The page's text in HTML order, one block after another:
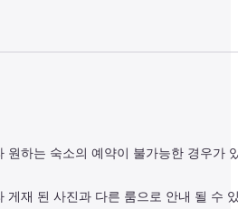
원하는 숙소의 예약이 불가능한 경우가
게재 된 사진과 다른 룸으로 안내 될 수